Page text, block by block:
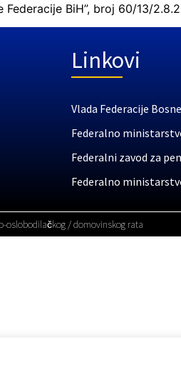
BiH”, broj 60/13/
Linkovi
Vlada Federacije
Federalno
Federalni zavod za
Federalno
oslobodilačkog / domovinskog rata